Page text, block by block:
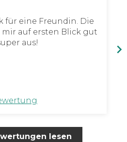
für eine Freundin. Die
auf ersten Blick gut
aus!
lesen